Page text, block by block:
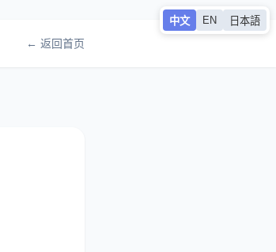
中文 EN 日本語
← 返回首页